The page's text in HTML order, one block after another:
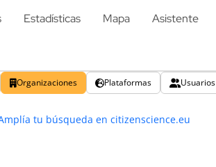
Estadísticas Mapa Asistente
Organizaciones Plataformas Usuarios
tu búsqueda en citizenscience.eu